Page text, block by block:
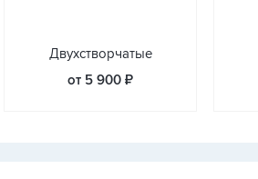
Двухстворчатые
от 5 900 ₽